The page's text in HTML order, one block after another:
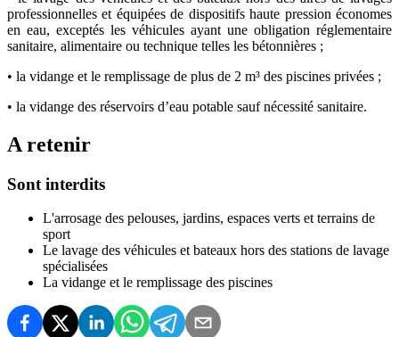
professionnelles et équipées de dispositifs haute pression économes
en eau, exceptés les véhicules ayant une obligation réglementaire
sanitaire, alimentaire ou technique telles les bétonnières ;
• la vidange et le remplissage de plus de 2 m³ des piscines privées ;
• la vidange des réservoirs d’eau potable sauf nécessité sanitaire.
A retenir
Sont interdits
L'arrosage des pelouses, jardins, espaces verts et terrains de
sport
Le lavage des véhicules et bateaux hors des stations de lavage
spécialisées
La vidange et le remplissage des piscines